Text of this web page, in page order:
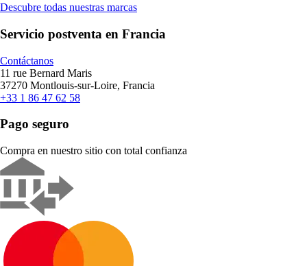
Descubre todas nuestras marcas
Servicio postventa en Francia
Contáctanos
11 rue Bernard Maris
37270 Montlouis-sur-Loire, Francia
+33 1 86 47 62 58
Pago seguro
Compra en nuestro sitio con total confianza